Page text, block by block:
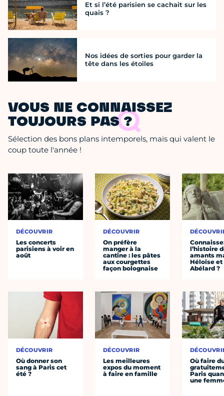
Et si l’été parisien se cachait sur les
quais ?
Nos idées de sorties pour garder la
tête dans les étoiles
VOUS NE CONNAISSEZ
TOUJOURS PAS ?
Sélection des bons plans intemporels, mais qui valent le
coup toute l'année !
DÉCOUVRIR
Les concerts
parisiens à voir en
août
DÉCOUVRIR
Où donner son
sang à Paris cet
été ?
DÉCOUVRIR
On préfère
manger à la
cantine : les pâtes
aux courgettes
façon bolognaise
DÉCOUVRIR
Les meilleures
expos du moment
à faire en famille
l’histoire
amants
Héloïse et
Abélard ?
Où faire
Paris
une